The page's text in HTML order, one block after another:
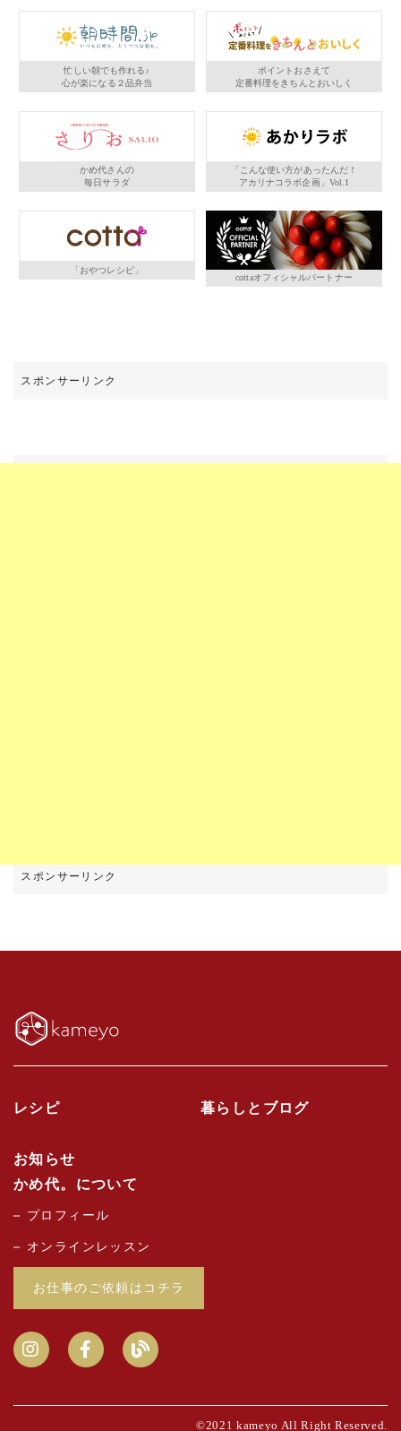
忙しい朝でも作れる♪
心が楽になる２品弁当
ポイントおさえて
定番料理をきちんとおいしく
かめ代さんの
毎日サラダ
「こんな使い方があったんだ！
アカリナコラボ企画」Vol.1
「おやつレシピ」
cottaオフィシャルパートナー
レシピ 暮らしとブログ
お知らせ
かめ代。について
プロフィール
オンラインレッスン
お仕事のご依頼はコチラ
©2021 kameyo All Right Reserved.